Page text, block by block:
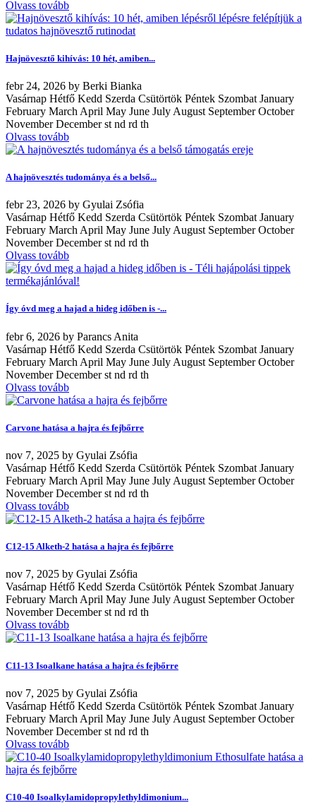
Olvass tovább
Hajnövesztő kihívás: 10 hét, amiben...
febr 24, 2026 by Berki Bianka
Vasárnap Hétfő Kedd Szerda Csütörtök Péntek Szombat January
February March April May June July August September October
November December st nd rd th
Olvass tovább
A hajnövesztés tudománya és a belső...
febr 23, 2026 by Gyulai Zsófia
Vasárnap Hétfő Kedd Szerda Csütörtök Péntek Szombat January
February March April May June July August September October
November December st nd rd th
Olvass tovább
Így óvd meg a hajad a hideg időben is -...
febr6, 2026 by Parancs Anita
Vasárnap Hétfő Kedd Szerda Csütörtök Péntek Szombat January
February March April May June July August September October
November December st nd rd th
Olvass tovább
Carvone hatása a hajra és fejbőrre
nov 7, 2025 by Gyulai Zsófia
Vasárnap Hétfő Kedd Szerda Csütörtök Péntek Szombat January
February March April May June July August September October
November December st nd rd th
Olvass tovább
C12-15 Alketh-2 hatása a hajra és fejbőrre
nov 7, 2025 by Gyulai Zsófia
Vasárnap Hétfő Kedd Szerda Csütörtök Péntek Szombat January
February March April May June July August September October
November December st nd rd th
Olvass tovább
C11-13 Isoalkane hatása a hajra és fejbőrre
nov 7, 2025 by Gyulai Zsófia
Vasárnap Hétfő Kedd Szerda Csütörtök Péntek Szombat January
February March April May June July August September October
November December st nd rd th
Olvass tovább
C10-40 Isoalkylamidopropylethyldimonium...